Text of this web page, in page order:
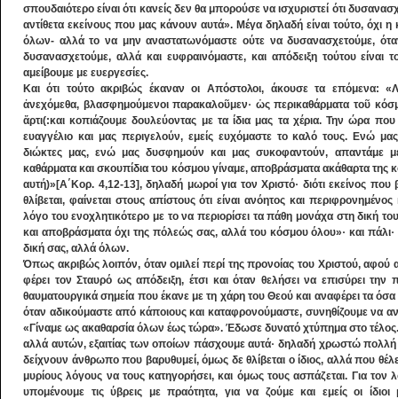
σπουδαιότερο είναι ότι κανείς δεν θα μπορούσε να ισχυριστεί ότι
αντίθετα εκείνους που μας κάνουν αυτά». Μέγα δηλαδή είναι τούτο, όχι η
όλων- αλλά το να μην αναστατωνόμαστε ούτε να δυσανασχετούμε,
δυσανασχετούμε, αλλά και ευφραινόμαστε, και απόδειξη τούτου είναι
αμείβουμε με ευεργεσίες.
Και ότι τούτο ακριβώς έκαναν οι Απόστολοι, άκουσε τα επόμενα:
ἀνεχόμεθα, βλασφημούμενοι παρακαλοῦμεν· ὡς περικαθάρματα τοῦ
ἄρτι(:και κοπιάζουμε δουλεύοντας με τα ίδια μας τα χέρια. Την ώρα
ευαγγέλιο και μας περιγελούν, εμείς ευχόμαστε το καλό τους. Ενώ
διώκτες μας, ενώ μας δυσφημούν και μας συκοφαντούν, απαντάμε
καθάρματα και σκουπίδια του κόσμου γίναμε, αποβράσματα ακάθαρτα της
αυτή)»[Α΄Κορ. 4,12-13], δηλαδή μωροί για τον Χριστό· διότι εκείνος που
θλίβεται, φαίνεται στους απίστους ότι είναι ανόητος και
λόγο του ενοχλητικότερο με το να περιορίσει τα πάθη μονάχα στη δική
και αποβράσματα όχι της πόλεώς σας, αλλά του κόσμου όλου»· και
δική σας, αλλά όλων.
Όπως ακριβώς λοιπόν, όταν ομιλεί περί της προνοίας του Χριστού, αφού
φέρει τον Σταυρό ως απόδειξη, έτσι και όταν θελήσει να επισύρει
θαυματουργικά σημεία που έκανε με τη χάρη του Θεού και αναφέρει τα
όταν αδικούμαστε από κάποιους και καταφρονούμαστε, συνηθίζουμε να
«Γίναμε ως ακαθαρσία όλων έως τώρα». Έδωσε δυνατό χτύπημα στο
αλλά αυτών, εξαιτίας των οποίων πάσχουμε αυτά· δηλαδή χρωστώ
δείχνουν άνθρωπο που βαρυθυμεί, όμως δε θλίβεται ο ίδιος, αλλά που
μυρίους λόγους να τους κατηγορήσει, και όμως τους ασπάζεται. Για τον
υπομένουμε τις ύβρεις με πραότητα, για να ζούμε και εμείς οι